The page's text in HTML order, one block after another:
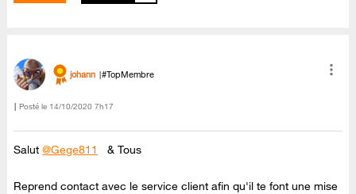
johann #TopMembre
Posté le ‎14/10/2020 7h17
Salut@Gege811 & Tous
Reprend contact avec le service client afin qu'il te font une mise